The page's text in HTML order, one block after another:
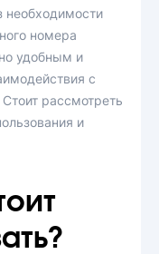
необходимости
номера
удобным и
с
рассмотреть
и